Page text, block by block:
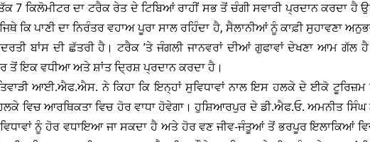
7 ਕਿਲੋਮੀਟਰ ਦਾ ਟਰੈਕ ਰੇਤ ਦੇ ਟਿਬਿਆਂ ਰਾਹੀਂ ਸਭ ਤੋਂ ਚੰਗੀ ਸਵਾਰੀ ਪ੍ਰਦਾਨ ਕਰਦਾ ਹੈ
ਕਿ ਪਾਣੀ ਦਾ ਨਿਰੰਤਰ ਵਹਾਅ ਪੂਰਾ ਸਾਲ ਰਹਿੰਦਾ ਹੈ, ਸੈਲਾਨੀਆਂ ਨੂੰ ਕਾਫ਼ੀ ਸੁਹਾਵਣਾ
ਬਾਂਸ ਦੀ ਛੱਤਰੀ ਹੈ। ਟਰੈਕ ’ਤੇ ਜੰਗਲੀ ਜਾਨਵਰਾਂ ਦੀਆਂ ਗੁਫਾਵਾਂ ਦੇਖਣਾ ਆਮ ਗੱਲ
ਤੋਂ ਇਕ ਵਧੀਆ ਅਤੇ ਸ਼ਾਂਤ ਦ੍ਰਿਸ਼ ਪ੍ਰਦਾਨ ਕਰਦਾ ਹੈ।
ਆਈ.ਐਫ.ਐਸ. ਨੇ ਕਿਹਾ ਕਿ ਇਨ੍ਹਾਂ ਸੁਵਿਧਾਵਾਂ ਨਾਲ ਇਸ ਹਲਕੇ ਦੇ ਈਕੋ ਟੂਰਿਜ਼ਮ
ਵਿਚ ਆਰਥਿਕਤਾ ਵਿਚ ਹੋਰ ਵਾਧਾ ਹੋਵੇਗਾ। ਹੁਸ਼ਿਆਰਪੁਰ ਦੇ ਡੀ.ਐਫ.ਓ. ਅਮਨੀਤ ਸਿੰਘ
ਨੂੰ ਹੋਰ ਵਧਾਇਆ ਜਾ ਸਕਦਾ ਹੈ ਅਤੇ ਹੋਰ ਵਣ ਜੀਵ-ਜੰਤੂਆਂ ਤੋਂ ਭਰਪੂਰ ਇਲਾਕਿਆਂ